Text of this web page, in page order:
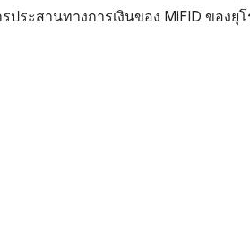
ระสานทางการเงินของ MiFID ของยุ